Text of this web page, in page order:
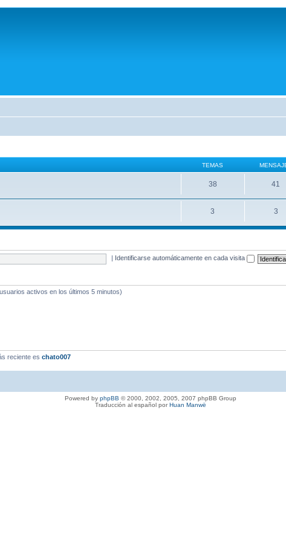
TEMAS
38 41
3 3
Identificarse automáticamente en cada visita
activos en los últimos 5 minutos)
reciente es chato007
Powered by phpBB © 2000, 2002, 2005, 2007 phpBB Group
Traducción al español porHuan Manwë